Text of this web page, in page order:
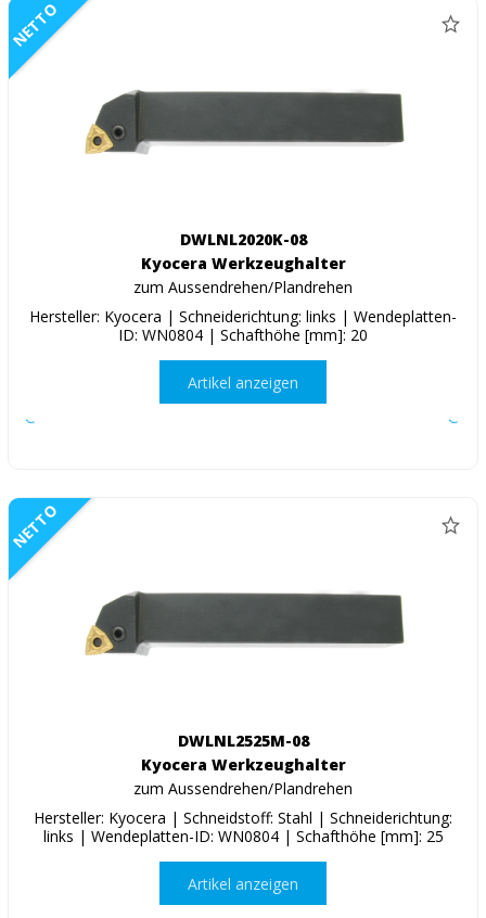
NETTO
DWLNL2020K-08
Kyocera Werkzeughalter
zum Aussendrehen/Plandrehen
Hersteller: Kyocera | Schneiderichtung: links | Wendeplatten-
ID: WN0804 | Schafthöhe [mm]: 20
Artikel anzeigen
NETTO
DWLNL2525M-08
Kyocera Werkzeughalter
zum Aussendrehen/Plandrehen
Hersteller: Kyocera | Schneidstoff: Stahl | Schneiderichtung:
links | Wendeplatten-ID: WN0804 | Schafthöhe [mm]: 25
Artikel anzeigen